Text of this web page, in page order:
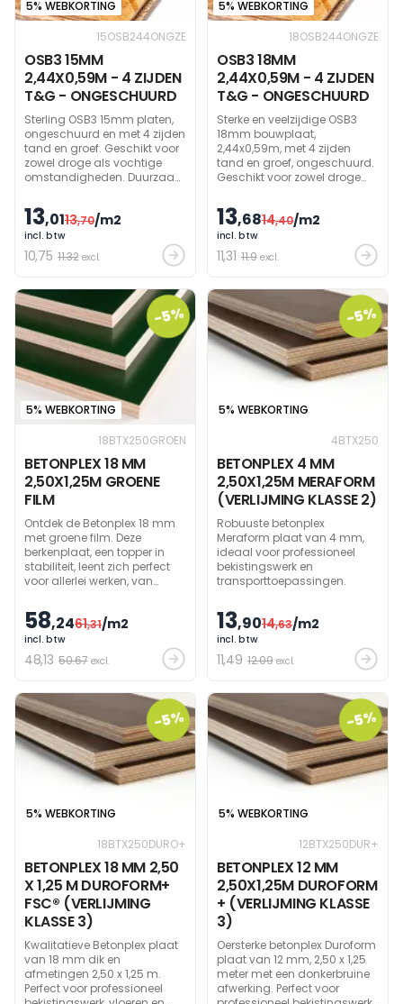
5% WEBKORTING
15OSB244ONGZE
OSB3 15MM
2,44X0,59M - 4 ZIJDEN
T&G - ONGESCHUURD
Sterling OSB3 15mm platen,
ongeschuurd en met 4 zijden
tand en groef. Geschikt voor
zowel droge als vochtige
omstandigheden. Duurzaam
verwerken.
13,0113,70/m2
incl. btw
10,75 11.32 excl.
5% WEBKORTING
18OSB244ONGZE
OSB3 18MM
2,44X0,59M - 4 ZIJDEN
T&G - ONGESCHUURD
Sterke en veelzijdige OSB3
18mm bouwplaat,
2,44x0,59m, met 4 zijden
tand en groef, ongeschuurd.
Geschikt voor zowel droge
omstandigheden. Afkomstig
van duurzaam beheerde
bossen met FSC MIX 70%
label.
13,6814,40/m2
incl. btw
11,31 11.9 excl.
-5%
5% WEBKORTING
18BTX250GROEN
BETONPLEX 18 MM
2,50X1,25M GROENE
FILM
Ontdek de Betonplex 18 mm
met groene film. Deze
berkenplaat, een topper in
stabiliteit, leent zich perfect
voor allerlei werken, van
vloeren, podia en transport.
Dankzij de hoge
repetitiefactor, een echte
must.
58,2461,31/m2
incl. btw
48,13 50.67 excl.
-5%
5% WEBKORTING
4BTX250
BETONPLEX 4 MM
2,50X1,25M MERAFORM
(VERLIJMING KLASSE 2)
Robuuste betonplex
Meraform plaat van 4 mm,
ideaal voor professioneel
bekistingswerk en
transporttoepassingen.
13,9014,63/m2
incl. btw
11,49 12.09 excl.
-5%
5% WEBKORTING
18BTX250DURO+
BETONPLEX 18 MM 2,50
X 1,25 M DUROFORM+
FSC® (VERLIJMING
KLASSE 3)
Kwalitatieve Betonplex plaat
van 18 mm dik en
afmetingen 2,50 x 1,25 m.
Perfect voor professioneel
-5%
5% WEBKORTING
12BTX250DUR+
BETONPLEX 12 MM
2,50X1,25M DUROFORM
+ (VERLIJMING KLASSE
3)
Oersterke betonplex Duroform
plaat van 12 mm, 2,50 x 1,25
meter met een donkerbruine
afwerking. Perfect voor